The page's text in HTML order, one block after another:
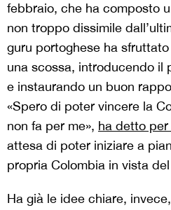
febbraio, che ha composto
non troppo dissimile
guru portoghese ha
una scossa, introducendo il
e instaurando un buon
«Spero di poter vincere la
non fa per me», ha detto
attesa di poter iniziare a
propria Colombia in vista
Ha già le idee chiare,